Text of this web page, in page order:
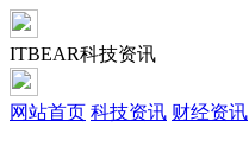
ITBEAR科技资讯
网站首页 科技资讯 财经资讯